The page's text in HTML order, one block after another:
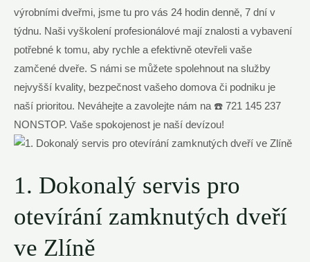
výrobními dveřmi, jsme tu pro vás 24 hodin denně, 7 dní v
týdnu. Naši vyškolení profesionálové mají znalosti a vybavení
potřebné k tomu, aby rychle a efektivně otevřeli vaše
zamčené dveře. S námi se můžete spolehnout na služby
nejvyšší kvality, bezpečnost vašeho domova či podniku je
naší prioritou. Neváhejte a zavolejte nám na ☎️ 721 145 237
NONSTOP. Vaše spokojenost je naší devízou!
1. Dokonalý servis pro
otevírání zamknutých dveří
ve Zlíně